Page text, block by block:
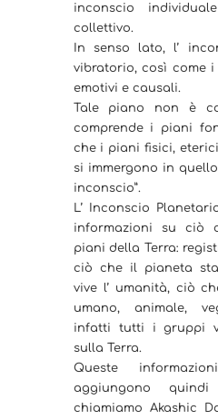
inconscio
collettivo.
In senso lato, l’
vibratorio, così come
emotivi e causali.
Tale piano non è
comprende i piani
che i piani fisici,
si immergono in
inconscio”.
L’ Inconscio
informazioni su ciò
piani della Terra:
ciò che il pianeta
vive l’ umanità, ciò
umano, animale,
infatti tutti i gruppi
sulla Terra.
Queste
aggiungono
chiamiamo Akashic